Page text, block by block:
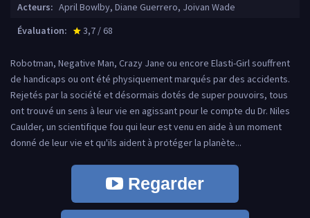
Acteurs: April Bowlby, Diane Guerrero, Joivan Wade
Évaluation:
star_rate
3,7 / 68
Robotman, Negative Man, Crazy Jane ou encore Elasti-Girl souffrent
de handicaps ou ont été physiquement marqués par des accidents.
Rejetés par la société et désormais dotés de super pouvoirs, tous
ont trouvé un sens à leur vie en agissant pour le compte du Dr. Niles
Caulder, un scientifique fou qui leur est venu en aide à un moment
donné de leur vie et qu'ils aident à protéger la planète...
Regarder